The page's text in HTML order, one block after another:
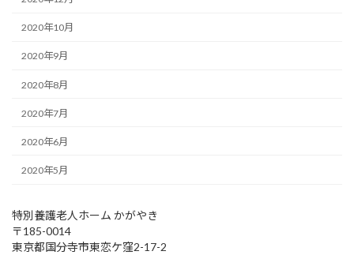
2020年10月
2020年9月
2020年8月
2020年7月
2020年6月
2020年5月
特別養護老人ホーム かがやき
〒185-0014
東京都国分寺市東恋ケ窪2-17-2